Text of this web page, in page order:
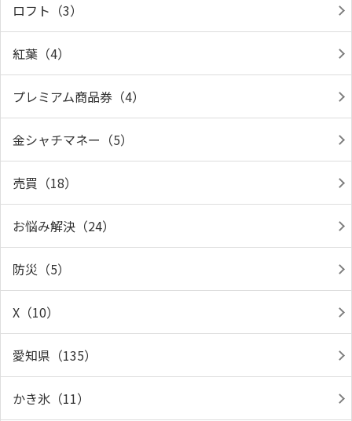
ロフト（3）
紅葉（4）
プレミアム商品券（4）
金シャチマネー（5）
売買（18）
お悩み解決（24）
防災（5）
X（10）
愛知県（135）
かき氷（11）